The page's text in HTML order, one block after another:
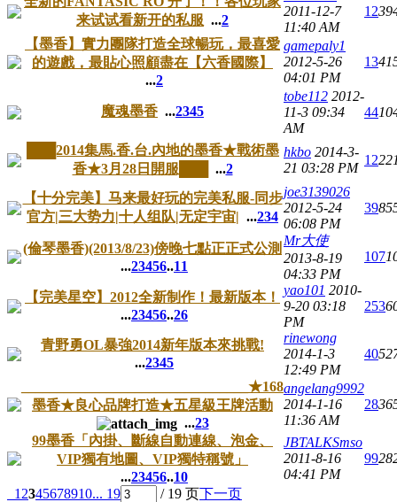
来试试看新开的私服 ...2
2011-12-7
11:40 AM
12
【墨香】實力團隊打造全球暢玩，最喜愛
的遊戲，最貼心照顧盡在【六香國際】
...2
gamepaly1
2012-5-26
04:01 PM
13
魔魂墨香 ...2345
tobe112 2012-
11-3 09:34
AM
44
███2014集馬.香.台.內地的墨香★戰術墨
香★3月28日開服███
...2
hkbo 2014-3-
21 03:28 PM
12
【十分完美】马来最好玩的完美私服-同步
官方|三大势力|十人组队|无定宇宙| ...234
joe3139026
2012-5-24
06:08 PM
39
(倫琴墨香)(2013/8/23)傍晚七點正正式公測
...23456..11
Mr大使
2013-8-19
04:33 PM
107
【完美星空】2012全新制作！最新版本！
...23456..26
yao101 2010-
9-20 03:18
PM
253
青野勇OL暴強2014新年版本來挑戰!
...2345
rinewong
2014-1-3
12:49 PM
40
________________________________★168
墨香★良心品牌打造★五星級王牌活動
...23
angelang9992
2014-1-16
11:36 AM
28
99墨香「內掛、斷線自動連線、泡金、
VIP獨有地圖、VIP獨特稱號」
...23456..10
JBTALKSmso
2011-8-16
04:41 PM
99
1 2345678910... 19 / 19 页下一页